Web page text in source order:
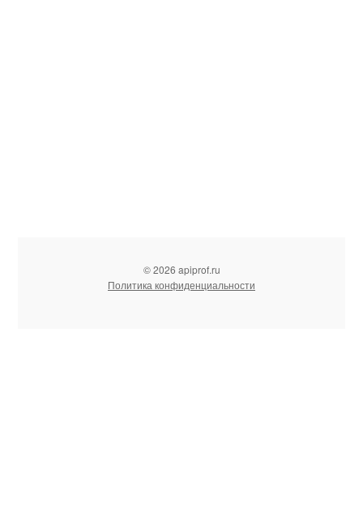
© 2026 apiprof.ru
Политика конфиденциальности